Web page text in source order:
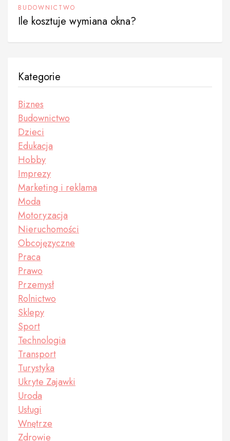
BUDOWNICTWO
Ile kosztuje wymiana okna?
Kategorie
Biznes
Budownictwo
Dzieci
Edukacja
Hobby
Imprezy
Marketing i reklama
Moda
Motoryzacja
Nieruchomości
Obcojęzyczne
Praca
Prawo
Przemysł
Rolnictwo
Sklepy
Sport
Technologia
Transport
Turystyka
Ukryte Zajawki
Uroda
Usługi
Wnętrze
Zdrowie